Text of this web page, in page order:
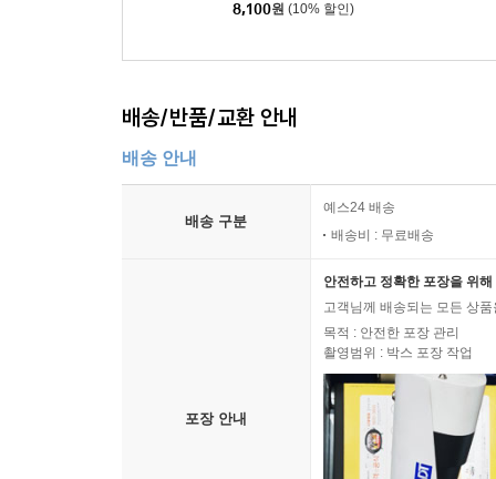
8,100원 (10% 할인)
배송/반품/교환 안내
배송 안내
배송 구분
예스24 배송
배송비 : 무료배송
포장 안내
안전하고 정확한 포장을 위
고객님께 배송되는 모든 상
목적 : 안전한 포장 관리
촬영범위 : 박스 포장 작업